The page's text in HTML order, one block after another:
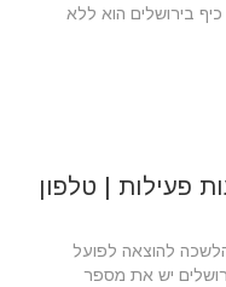
כיף בירושלים הוא ללא
פעילות | טלפון
הלשכה להוצאה לפועל
יש את מספר